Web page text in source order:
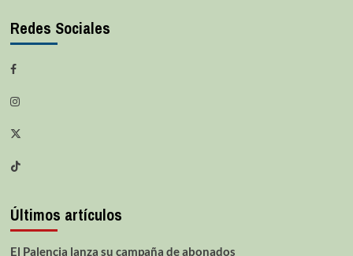
Redes Sociales
Últimos artículos
El Palencia lanza su campaña de abonados